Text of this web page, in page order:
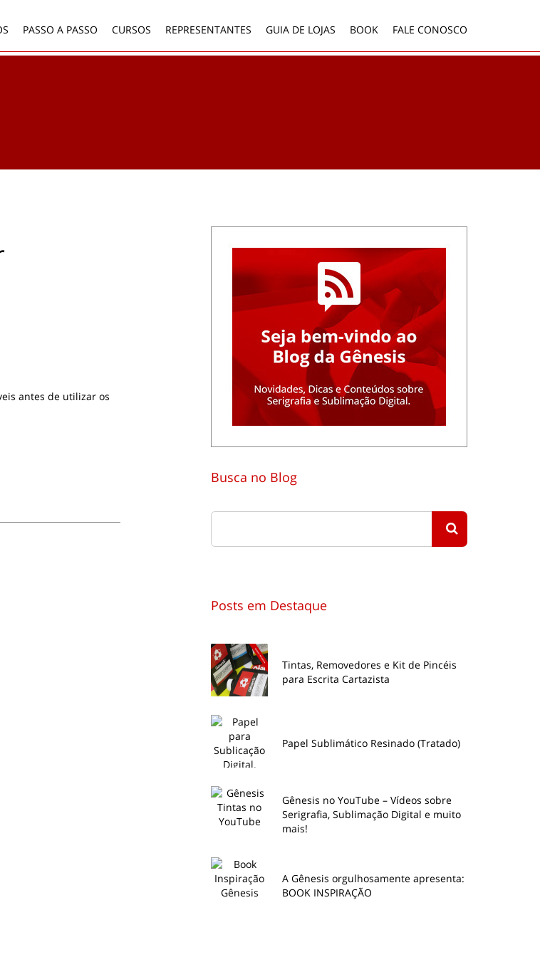
PASSO A PASSO CURSOS REPRESENTANTES GUIA DE LOJAS BOOK FALE CONOSCO
antes de utilizar os
Busca no Blog
Posts em Destaque
Tintas, Removedores e Kit de Pincéis
para Escrita Cartazista
Papel Sublimático Resinado (Tratado)
Gênesis no YouTube – Vídeos sobre
Serigrafia, Sublimação Digital e muito
mais!
A Gênesis orgulhosamente apresenta:
BOOK INSPIRAÇÃO